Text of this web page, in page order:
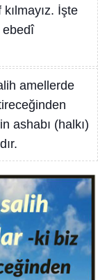
İşte
ebedî
amellerde
ashabı (halkı)